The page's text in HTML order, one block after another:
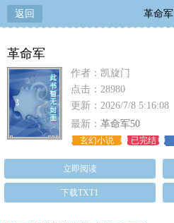
返回 革命军
革命军
作者：凯旋门
点击：28980
更新：2026/7/8 5:16:08
最新： 革命军50
玄幻小说 已完结
立即阅读
下载TXT1